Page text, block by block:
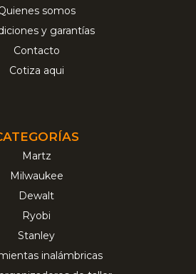
somos
y garantías
Contacto
Cotiza aqui
Martz
Milwaukee
Dewalt
Ryobi
Stanley
inalámbricas